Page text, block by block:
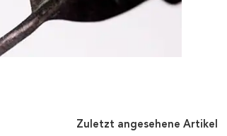
Zuletzt angesehene Artikel